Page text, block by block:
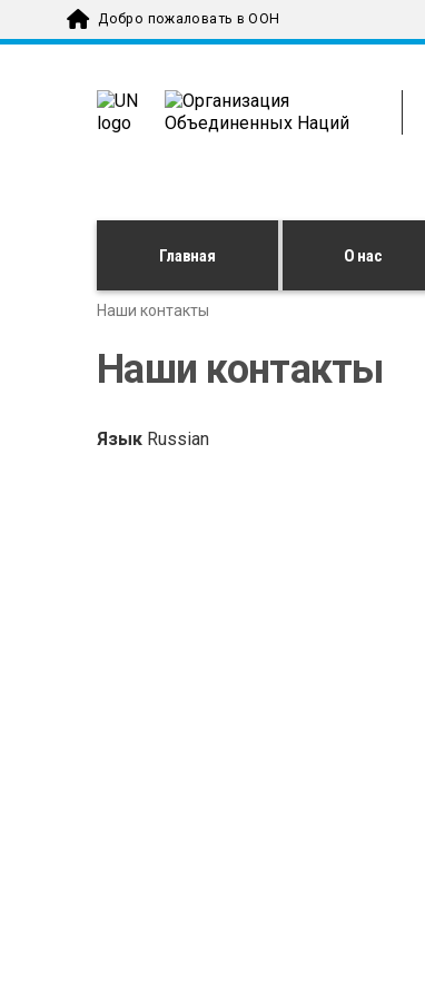
Skip to main contentДобро пожаловать в ООН
Главная О нас
Наши контакты
Наши контакты
Язык Russian